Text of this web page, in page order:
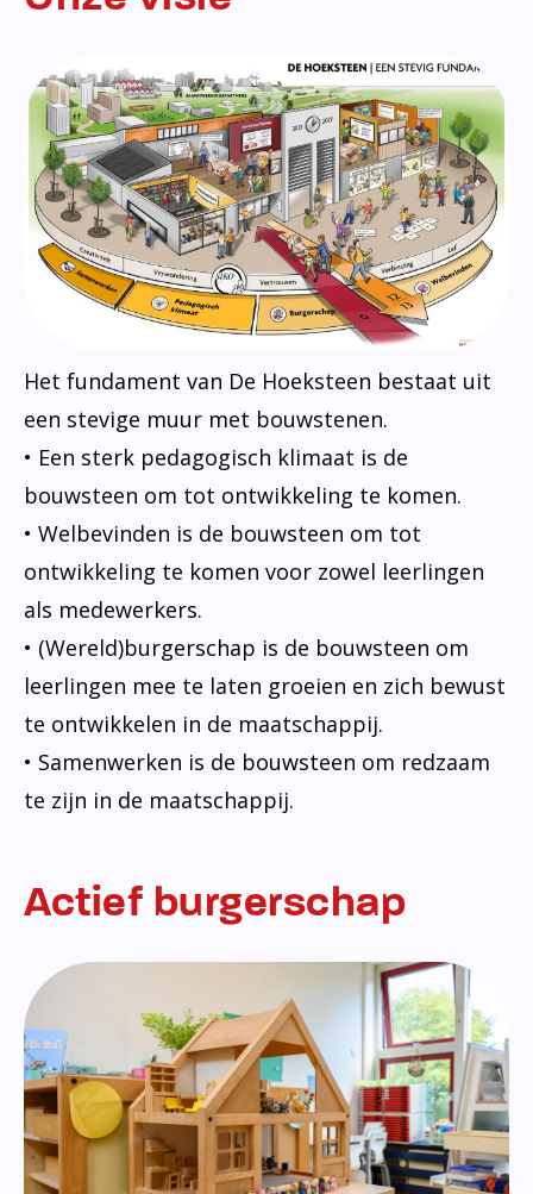
Het fundament van De Hoeksteen bestaat uit
een stevige muur met bouwstenen.
• Een sterk pedagogisch klimaat is de
bouwsteen om tot ontwikkeling te komen.
• Welbevinden is de bouwsteen om tot
ontwikkeling te komen voor zowel leerlingen
als medewerkers.
• (Wereld)burgerschap is de bouwsteen om
leerlingen mee te laten groeien en zich bewust
te ontwikkelen in de maatschappij.
• Samenwerken is de bouwsteen om redzaam
te zijn in de maatschappij.
Actief burgerschap